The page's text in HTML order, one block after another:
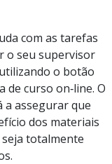
com as tarefas
o seu supervisor
o botão
de curso on‑line. O
a assegurar que
dos materiais
totalmente